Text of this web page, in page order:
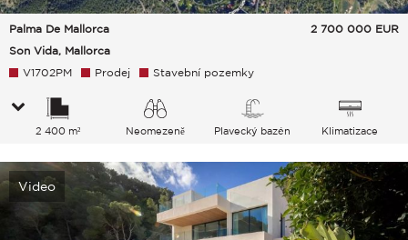
Palma De Mallorca
Son Vida, Mallorca
2 700 000 EUR
V1702PM Prodej Stavební pozemky
2 400 m²
Neomezeně
Plavecký bazén Klimatizace
Video